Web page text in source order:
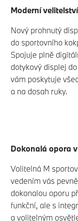
Moderní
Nový prohnutý
do sportovního
Spojuje plně
dotykový displej
vám poskytuje
a na dosah ruky.
Dokonalá opora
Volitelná M
vedením vás
dokonalou oporu
funkční, ale s
a volitelným